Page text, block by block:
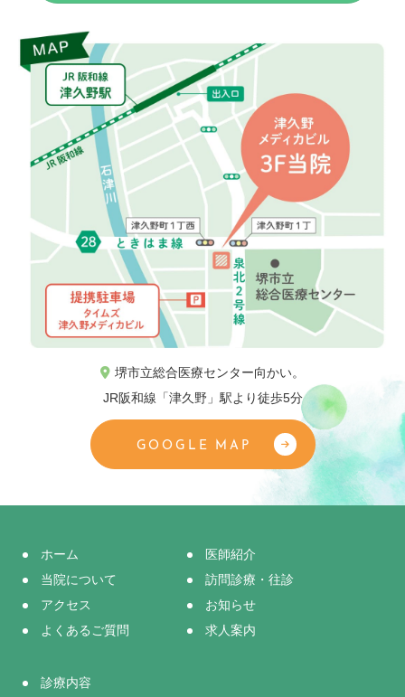
堺市立総合医療センター向かい。
JR阪和線「津久野」駅より徒歩5分
GOOGLE MAP
ホーム
医師紹介
当院について
訪問診療・往診
アクセス
お知らせ
よくあるご質問
求人案内
診療内容